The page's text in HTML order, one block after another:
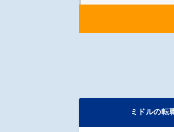
ミドルの転